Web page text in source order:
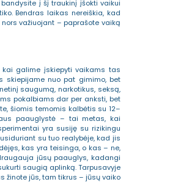
į šį traukinį įšokti vaikui
Bendras laikas nereiškia, kad
važiuojant – paprašote vaiką
galime įskiepyti vaikams tas
skiepijame nuo pat gimimo, bet
saugumą, narkotikus, seksą,
pokalbiams dar per anksti, bet
šiomis temomis kalbėtis su 12–
paauglystė – tai metas, kai
yra susiję su rizikingu
su tuo realybėje, kad jis
kas yra teisinga, o kas – ne,
jūsų paauglys, kadangi
saugią aplinką. Tarpusavyje
žinote jūs, tam tikrus – jūsų vaiko